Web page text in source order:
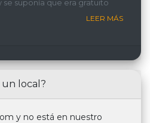
se suponía que era gratuito
LEER MÁS
un local?
y no está en nuestro